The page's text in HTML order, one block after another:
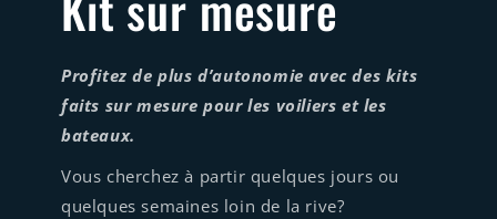
Profitez de plus d’autonomie avec des kits
faits sur mesure pour les voiliers et les
bateaux.
Vous cherchez à partir quelques jours ou
quelques semaines loin de la rive?